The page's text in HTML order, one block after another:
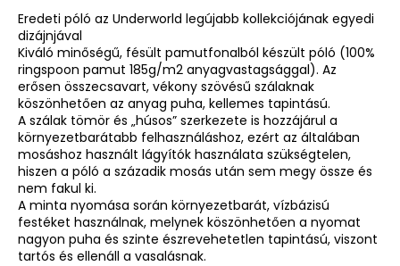
Eredeti póló az Underworld legújabb kollekciójának egyedi
dizájnjával
Kiváló minőségű, fésült pamutfonalból készült póló (100%
ringspoon pamut 185g/m2 anyagvastagsággal). Az
erősen összecsavart, vékony szövésű szálaknak
köszönhetően az anyag puha, kellemes tapintású.
A szálak tömör és „húsos” szerkezete is hozzájárul a
környezetbarátabb felhasználáshoz, ezért az általában
mosáshoz használt lágyítók használata szükségtelen,
hiszen a póló a századik mosás után sem megy össze és
nem fakul ki.
A minta nyomása során környezetbarát, vízbázisú
festéket használnak, melynek köszönhetően a nyomat
nagyon puha és szinte észrevehetetlen tapintású, viszont
tartós és ellenáll a vasalásnak.